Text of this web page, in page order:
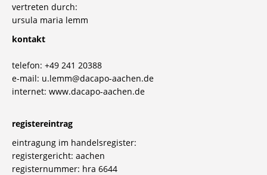
vertreten durch:
ursula maria lemm
kontakt
telefon: +49 241 20388
e-mail: u.lemm@dacapo-aachen.de
internet: www.dacapo-aachen.de
registereintrag
eintragung im handelsregister:
registergericht: aachen
registernummer: hra 6644